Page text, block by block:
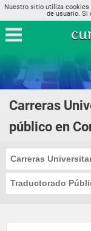
Nuestro sitio utiliza cookies
de usuario. Si
Carreras
público en
Carreras
Traductorado